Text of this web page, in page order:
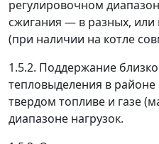
регулировочном
сжигания — в разных, или
(при наличии на котле
1.5.2. Поддержание
тепловыделения в
твердом топливе и газе
диапазоне нагрузок.